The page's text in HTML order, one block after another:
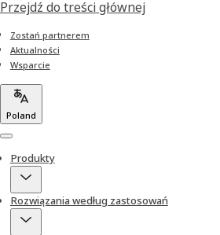
Przejdź do treści głównej
Zostań partnerem
Aktualności
Wsparcie
Poland
Menu
Produkty
Rozwiązania według zastosowań